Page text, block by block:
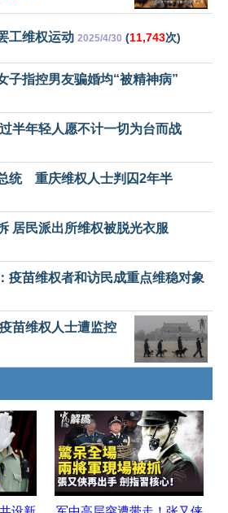
工维权运动 2025/4/30 (11,743次)
子指控男友骗婚均“被精神病”
半年轻人愿不计一切为台而战
统 重庆维权人士判囚2年半
居民派出所维权被脱光衣服
疫苗维权者和访民成重点维稳对象
苗维权人士遭监控